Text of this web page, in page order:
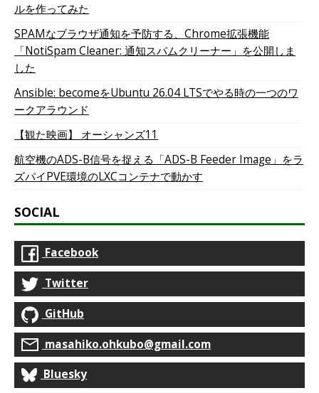
ルを作ってみた
SPAMなブラウザ通知を予防する、Chrome拡張機能
「NotiSpam Cleaner: 通知スパムクリーナー」を公開しま
した
Ansible: becomeをUbuntu 26.04 LTSでやる時の一つのワ
ークアラウンド
【観た映画】 オーシャンズ11
航空機のADS-B信号を捉える「ADS-B Feeder Image」をラ
ズパイPVE環境のLXCコンテナで動かす
SOCIAL
Facebook
Twitter
GitHub
masahiko.ohkubo@gmail.com
Bluesky